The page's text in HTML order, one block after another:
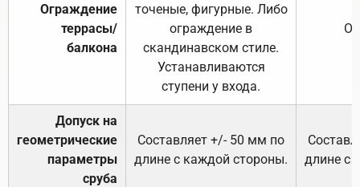
Ограждение
террасы/
балкона
точеные, фигурные. Либо
ограждение в
скандинавском стиле.
Устанавливаются
ступени у входа.
Допуск на
геометрические
параметры
сруба
Составляет +/- 50 мм по
длине с каждой стороны.
длине с